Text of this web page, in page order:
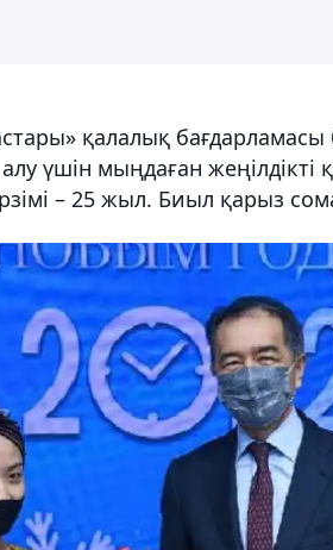
қалалық
үшін мыңдаған
– 25 жыл. Биыл қарыз